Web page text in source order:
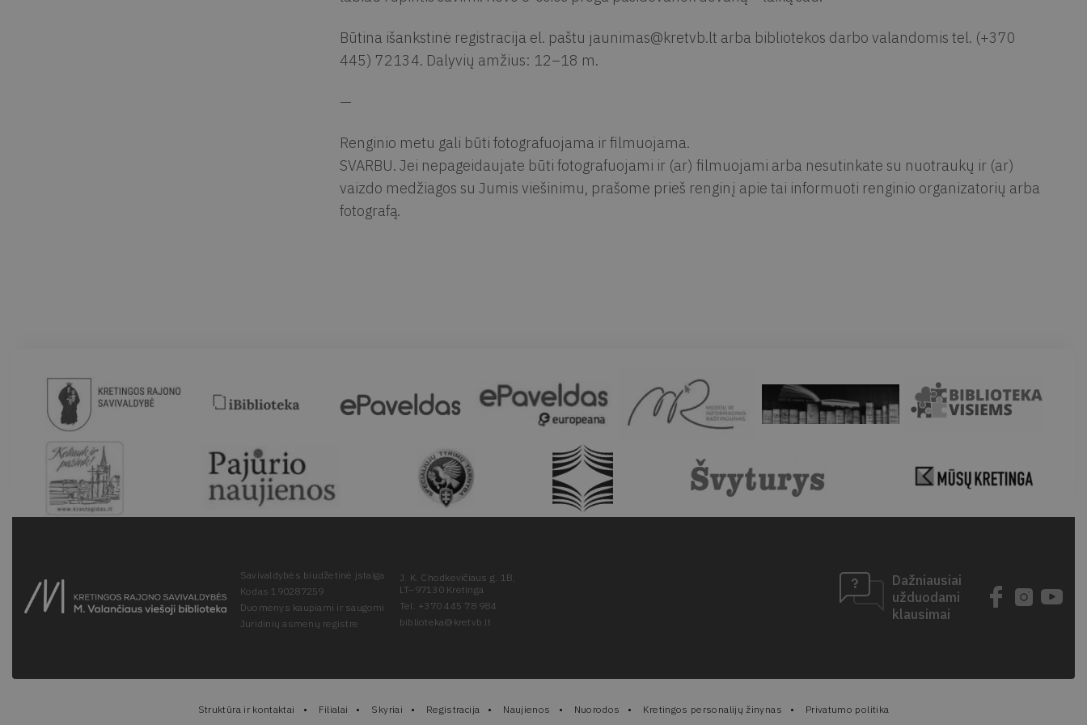
Būtina išankstinė registracija el. paštu jaunimas@kretvb.lt arba bibliotekos darbo valandomis tel. (+370
445) 72134. Dalyvių amžius: 12–18 m.
—
Renginio metu gali būti fotografuojama ir filmuojama.
SVARBU. Jei nepageidaujate būti fotografuojami ir (ar) filmuojami arba nesutinkate su nuotraukų ir (ar)
vaizdo medžiagos su Jumis viešinimu, prašome prieš renginį apie tai informuoti renginio organizatorių arba
fotografą.
Savivaldybės biudžetinė įstaiga
Kodas 190287259
Duomenys kaupiami ir saugomi
Juridinių asmenų registre
J. K. Chodkevičiaus g. 1B,
LT–97130 Kretinga
Tel. +370 445 78 984
biblioteka@kretvb.lt
Dažniausiai
užduodami
klausimai
Struktūra ir kontaktai Filialai Skyriai Registracija Naujienos Nuorodos Kretingos personalijų žinynas Privatumo politika